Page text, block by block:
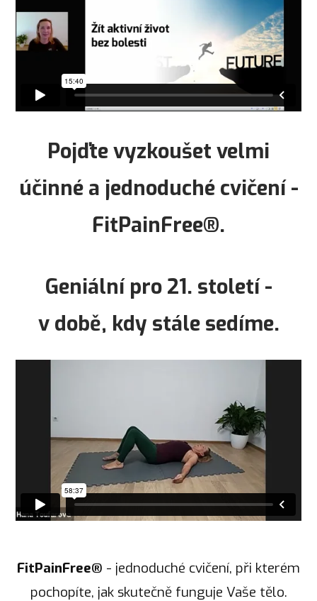
Pojďte vyzkoušet velmi
účinné a jednoduché cvičení -
FitPainFree®.
Geniální pro 21. století -
v době, kdy stále sedíme.
FitPainFree® - jednoduché cvičení, při kterém
pochopíte, jak skutečně funguje Vaše tělo.